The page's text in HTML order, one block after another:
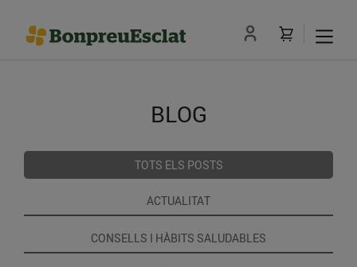
BLOG
TOTS ELS POSTS
ACTUALITAT
CONSELLS I HÀBITS SALUDABLES